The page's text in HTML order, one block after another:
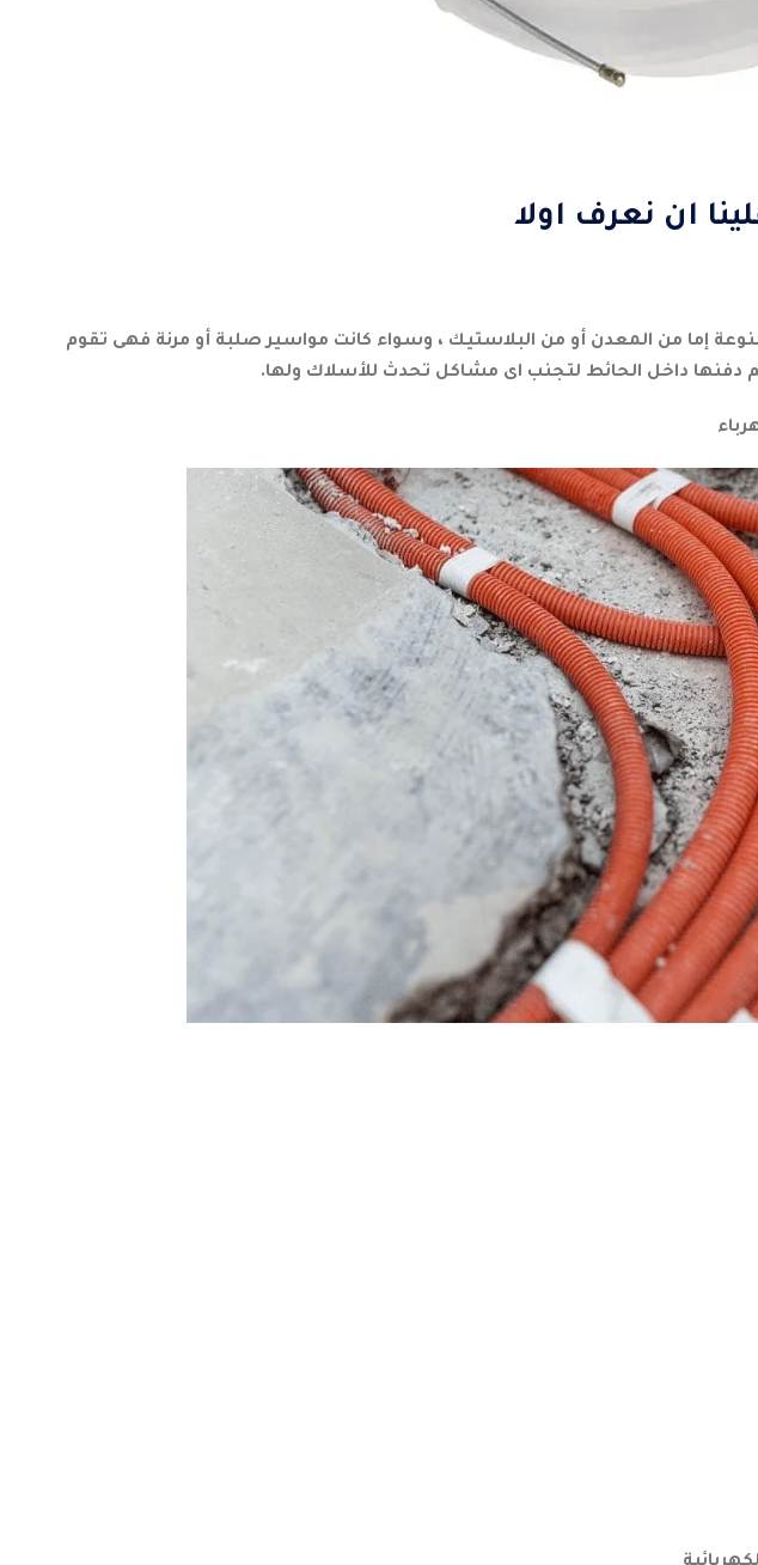
ان نعرف اولا
إما من المعدن أو من البلاستيك ، وسواء كانت مواسير صلبة أو مرنة فهى تقوم
دفنها داخل الحائط لتجنب اى مشاكل تحدث للأسلاك ولها.